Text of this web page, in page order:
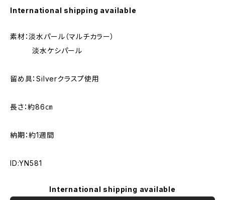
International shipping available
素材：淡水パール（マルチカラー）
淡水ケシパール
留め具：Silverクラスプ使用
長さ：約86㎝
納期：約1週間
ID:YN581
International shipping available